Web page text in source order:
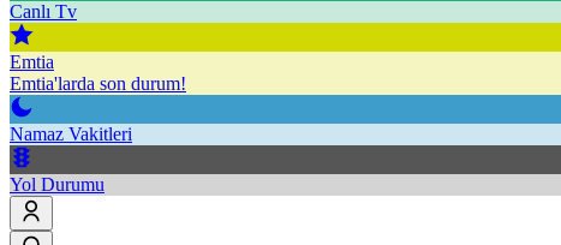
Canlı Tv
Emtia
Emtia'larda son durum!
Namaz Vakitleri
Yol Durumu